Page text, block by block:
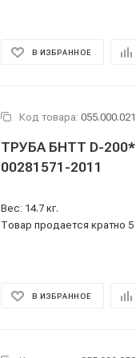
В ИЗБРАННОЕ
Код товара: 055.000.021
ТРУБА БНТТ D-200*5м
00281571-2011
Вес: 14.7 кг.
Товар продается кратно 5
В ИЗБРАННОЕ